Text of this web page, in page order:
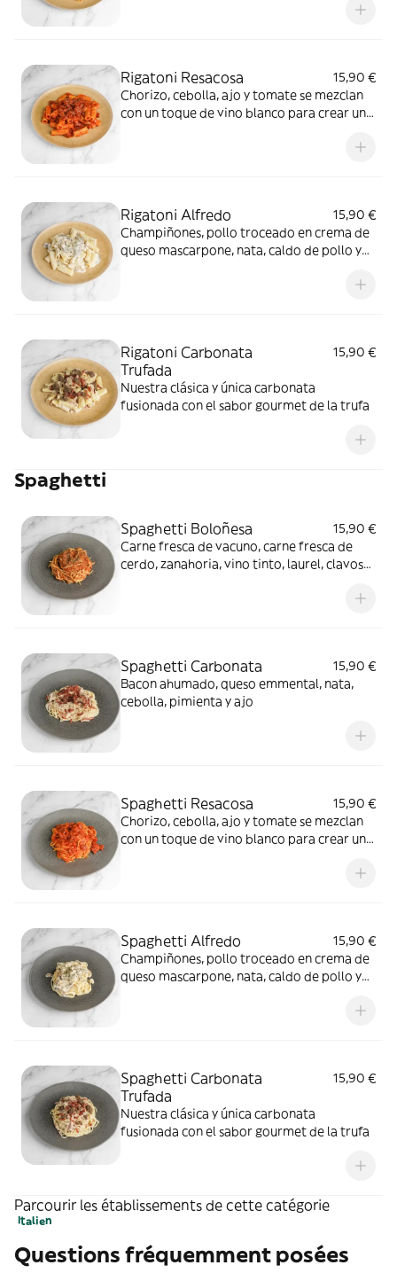
Rigatoni Resacosa
15,90 €
Chorizo, cebolla, ajo y tomate se mezclan
con un toque de vino blanco para crear una
Rigatoni Alfredo
15,90 €
Champiñones, pollo troceado en crema de
queso mascarpone, nata, caldo de pollo y
Rigatoni Carbonata
Trufada
15,90 €
Nuestra clásica y única carbonata
fusionada con el sabor gourmet de la trufa
Spaghetti
Spaghetti Boloñesa
15,90 €
Carne fresca de vacuno, carne fresca de
cerdo, zanahoria, vino tinto, laurel, clavos
Spaghetti Carbonata
15,90 €
Bacon ahumado, queso emmental, nata,
cebolla, pimienta y ajo
Spaghetti Resacosa
15,90 €
Chorizo, cebolla, ajo y tomate se mezclan
con un toque de vino blanco para crear una
Spaghetti Alfredo
15,90 €
Champiñones, pollo troceado en crema de
queso mascarpone, nata, caldo de pollo y
Spaghetti Carbonata
Trufada
15,90 €
Nuestra clásica y única carbonata
fusionada con el sabor gourmet de la trufa
Parcourir les établissements de cette catégorie
Italien
Questions fréquemment posées